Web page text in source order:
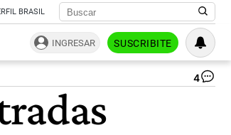
BRASIL
INGRESAR SUSCRIBITE
4